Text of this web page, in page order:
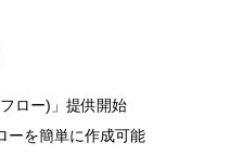
ロー)」提供開始
ーを簡単に作成可能